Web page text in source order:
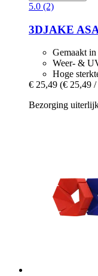
5.0 (2)
3DJAKE
Gemaakt
Weer- &
Hoge
€ 25,49 (€ 25,49
Bezorging